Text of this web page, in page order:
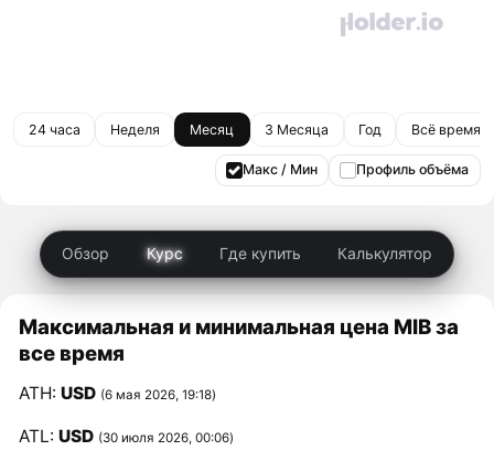
24 часа Неделя Месяц 3 Месяца Год Всё время
Макс / Мин Профиль объёма
Обзор Курс Где купить Калькулятор
Максимальная и минимальная цена MIB за
все время
ATH:USD (6 мая 2026, 19:18)
ATL:USD (30 июля 2026, 00:06)